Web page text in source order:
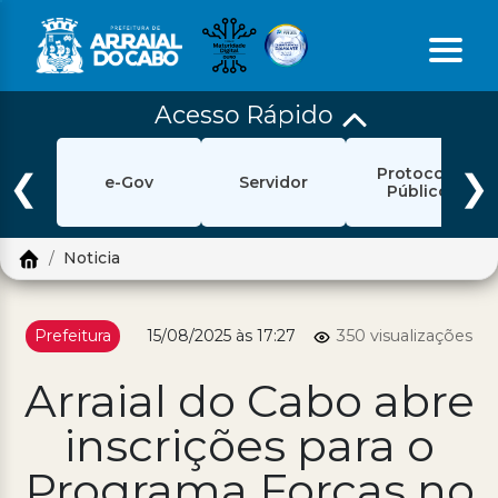
Início
Ouvidoria
Pesquisar
Política de Privacidade
Prefeitura
Diário Oficial
Acesso Rápido
❮ e-Gov Servidor
Protocolo
Público
❯
Noticia
Prefeitura 15/08/2025 às 17:27 350 visualizações
Arraial do Cabo abre
inscrições para o